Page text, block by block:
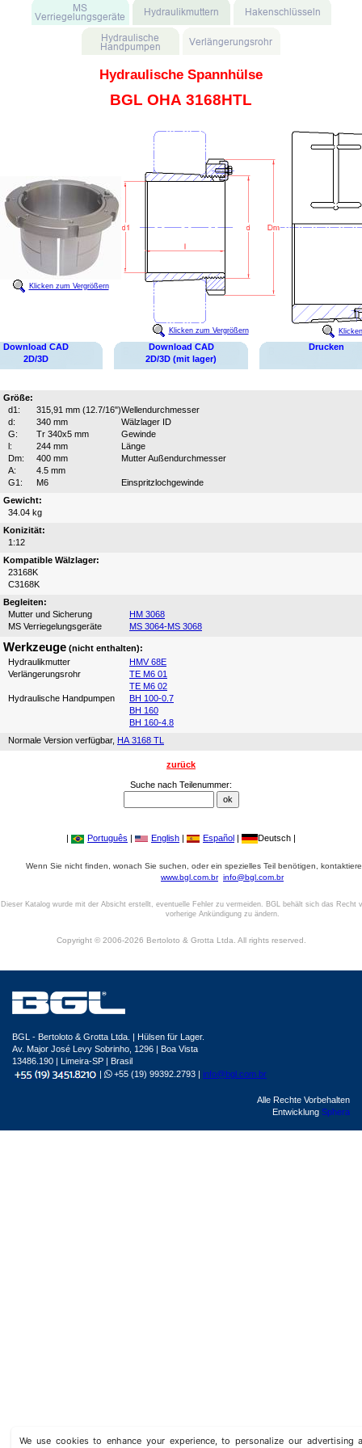
Hydraulische Spannhülse
BGL OHA 3168HTL
Klicken zum Vergrößern
Klicken zum Vergrößern
Download CAD
2D/3D
Download CAD
2D/3D (mit lager)
Drucken
Größe:
d1:
315,91 mm (12.7/16")Wellendurchmesser
d:
340 mm
Wälzlager ID
G:
Tr 340x5 mm
Gewinde
l:
244 mm
Länge
Dm:
400 mm
Mutter Außendurchmesser
A:
4.5 mm
G1:
M6
Einspritzlochgewinde
Gewicht:
34.04 kg
Konizität:
1:12
Kompatible Wälzlager:
23168K
C3168K
Begleiten:
Mutter und Sicherung
HM 3068
MS Verriegelungsgeräte
MS 3064-MS 3068
Werkzeuge (nicht enthalten):
Hydraulikmutter
HMV 68E
Verlängerungsrohr
TE M6 01
TE M6 02
Hydraulische Handpumpen
BH 100-0.7
BH 160
BH 160-4.8
Normale Version verfügbar, HA 3168 TL
zurück
Suche nach Teilenummer:
| Português | English | Español | Deutsch |
Wenn Sie nicht finden, wonach Sie suchen, oder ein spezielles Teil benötigen,
www.bgl.com.br info@bgl.com.br
Dieser Katalog wurde mit der Absicht erstellt, eventuelle Fehler zu vermeiden. BGL behält sich das Recht
vorherige Ankündigung zu ändern.
Copyright © 2006-2026 Bertoloto & Grotta Ltda. All rights reserved.
We use cookies to enhance your experience, to personalize our advertising
BGL - Bertoloto & Grotta Ltda. | Hülsen für Lager.
Av. Major José Levy Sobrinho, 1296 | Boa Vista
13486.190 | Limeira-SP | Brasil
|
+55 (19) 99392.2793 | info@bgl.com.br
Alle Rechte Vorbehalten
Entwicklung Sphera